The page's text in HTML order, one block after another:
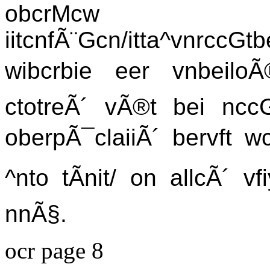
iitcnfÃ¨Gcn/
wibcrbie eer
ctotreÃ´ vÃ®t bei
oberpÃ¯claiiÃ´ bervft
^nto tÃnit/ on allcÃ´
nnÃ§.
ocr page 8